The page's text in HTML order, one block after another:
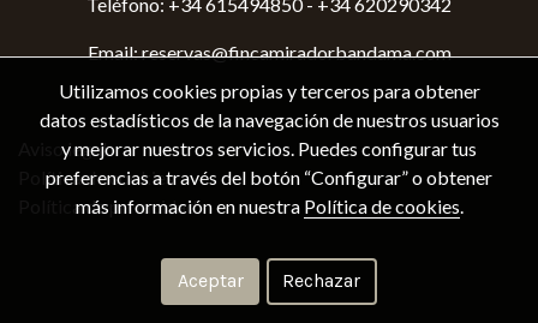
Email:reservas@fincamiradorbandama.com
Aviso legal
Política de cookies
Política de privacidad
Utilizamos cookies propias y terceros para obtener
datos estadísticos de la navegación de nuestros usuarios
y mejorar nuestros servicios. Puedes configurar tus
preferencias a través del botón “Configurar” o obtener
más información en nuestra Política de cookies.
Aceptar Rechazar